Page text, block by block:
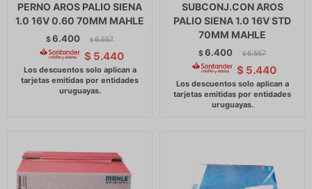
PERNO AROS PALIO SIENA
1.0 16V 0.60 70MM MAHLE
$6.400 $ 6.557
$ 5.440
SUBCONJ.CON AROS
PALIO SIENA 1.0 16V STD
70MM MAHLE
$6.400 $ 6.557
$ 5.440